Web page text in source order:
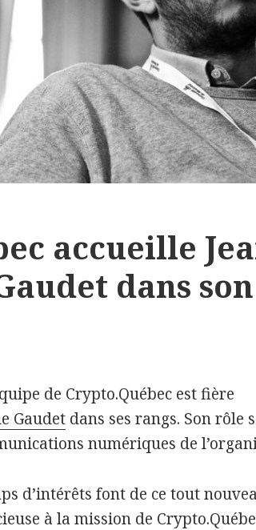
accueille
dans son
de Crypto.Québec est fière
Gaudet dans ses rangs. Son rôle
numériques de
d’intérêts font de ce tout
à la mission de